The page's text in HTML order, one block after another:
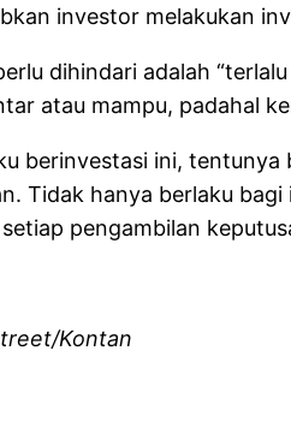
investor melakukan
dihindari adalah
atau mampu, padahal
berinvestasi ini,
Tidak hanya berlaku
pengambilan
Kontan